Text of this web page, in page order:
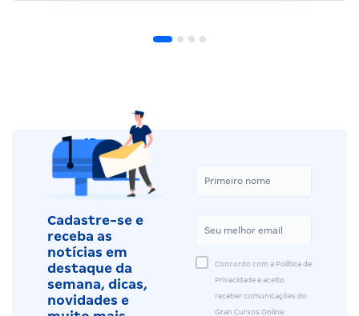
Cadastre-se e
receba as
notícias em
destaque da
semana, dicas,
novidades e
Concordo com a Política de
Privacidade e aceito
receber comunicações do
Gran Cursos Online.